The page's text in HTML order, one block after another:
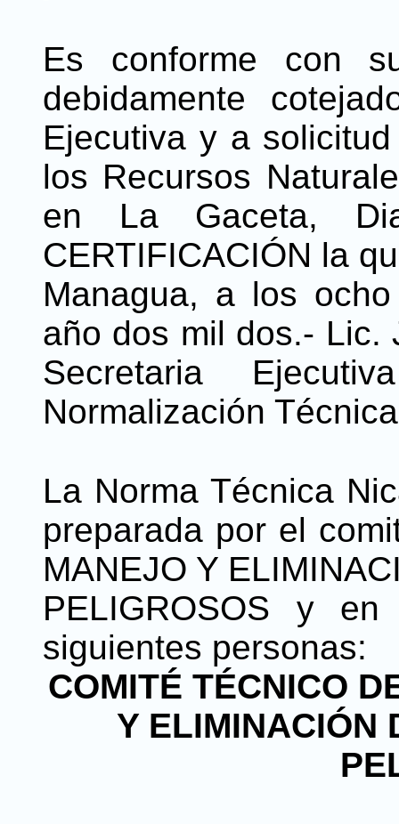
Es conforme con
debidamente
Ejecutiva y a
los Recursos
en La Gaceta,
CERTIFICACIÓN la
Managua, a los
año dos mil dos.- Lic.
Secretaria
Normalización
La Norma Técnica
preparada por el
MANEJO Y
PELIGROSOS y
siguientes personas:
COMITÉ TÉCNICO
Y ELIMINACIÓN